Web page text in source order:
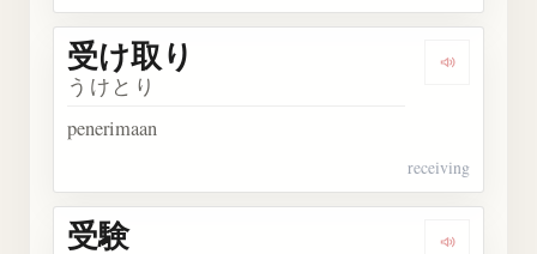
受け取り
うけとり
penerimaan
receiving
受験